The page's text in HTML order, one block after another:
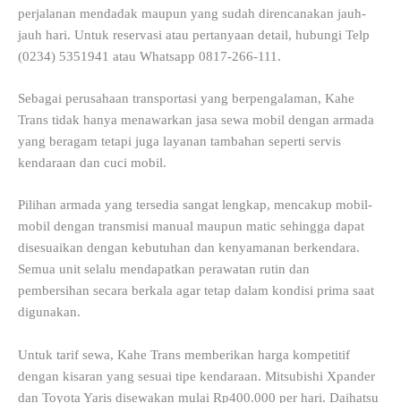
perjalanan mendadak maupun yang sudah direncanakan jauh-
jauh hari. Untuk reservasi atau pertanyaan detail, hubungi Telp
(0234) 5351941 atau Whatsapp 0817-266-111.
Sebagai perusahaan transportasi yang berpengalaman, Kahe
Trans tidak hanya menawarkan jasa sewa mobil dengan armada
yang beragam tetapi juga layanan tambahan seperti servis
kendaraan dan cuci mobil.
Pilihan armada yang tersedia sangat lengkap, mencakup mobil-
mobil dengan transmisi manual maupun matic sehingga dapat
disesuaikan dengan kebutuhan dan kenyamanan berkendara.
Semua unit selalu mendapatkan perawatan rutin dan
pembersihan secara berkala agar tetap dalam kondisi prima saat
digunakan.
Untuk tarif sewa, Kahe Trans memberikan harga kompetitif
dengan kisaran yang sesuai tipe kendaraan. Mitsubishi Xpander
dan Toyota Yaris disewakan mulai Rp400.000 per hari. Daihatsu